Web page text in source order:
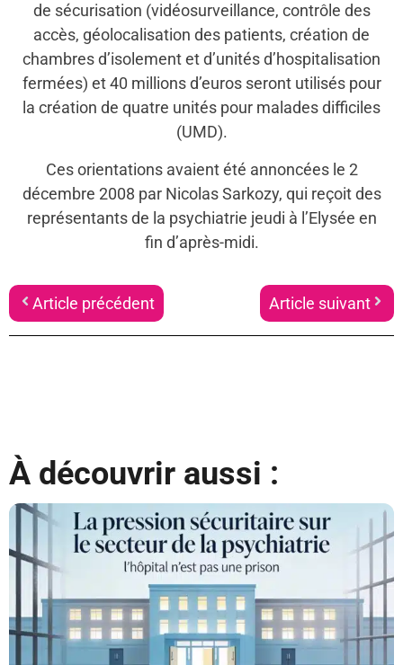
de sécurisation (vidéosurveillance, contrôle des
accès, géolocalisation des patients, création de
chambres d’isolement et d’unités d’hospitalisation
fermées) et 40 millions d’euros seront utilisés pour
la création de quatre unités pour malades difficiles
(UMD).
Ces orientations avaient été annoncées le 2
décembre 2008 par Nicolas Sarkozy, qui reçoit des
représentants de la psychiatrie jeudi à l’Elysée en
fin d’après-midi.
Article précédent Article suivant
À découvrir aussi :